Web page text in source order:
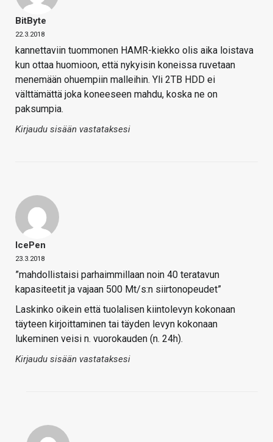
BitByte
22.3.2018
kannettaviin tuommonen HAMR-kiekko olis aika loistava
kun ottaa huomioon, että nykyisin koneissa ruvetaan
menemään ohuempiin malleihin. Yli 2TB HDD ei
välttämättä joka koneeseen mahdu, koska ne on
paksumpia.
Kirjaudu sisään vastataksesi
IcePen
23.3.2018
”mahdollistaisi parhaimmillaan noin 40 teratavun
kapasiteetit ja vajaan 500 Mt/s:n siirtonopeudet”
Laskinko oikein että tuolalisen kiintolevyn kokonaan
täyteen kirjoittaminen tai täyden levyn kokonaan
lukeminen veisi n. vuorokauden (n. 24h).
Kirjaudu sisään vastataksesi